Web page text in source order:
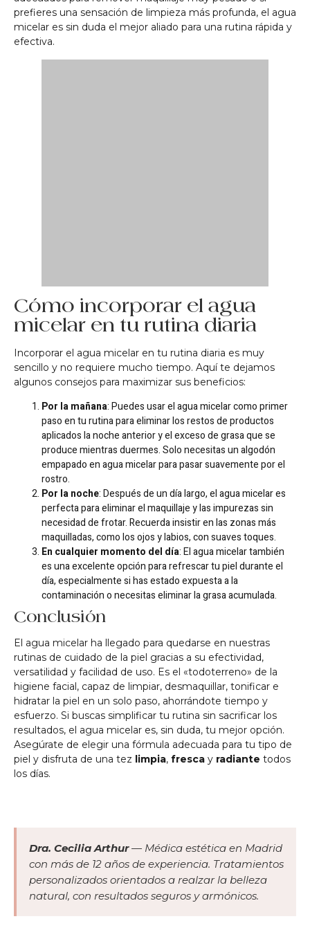
prefieres una sensación de limpieza más profunda, el agua
micelar es sin duda el mejor aliado para una rutina rápida y
efectiva.
Cómo incorporar el agua
micelar en tu rutina diaria
Incorporar el agua micelar en tu rutina diaria es muy
sencillo y no requiere mucho tiempo. Aquí te dejamos
algunos consejos para maximizar sus beneficios:
Por la mañana: Puedes usar el agua micelar como primer
paso en tu rutina para eliminar los restos de productos
aplicados la noche anterior y el exceso de grasa que se
produce mientras duermes. Solo necesitas un algodón
empapado en agua micelar para pasar suavemente por el
rostro.
Por la noche: Después de un día largo, el agua micelar es
perfecta para eliminar el maquillaje y las impurezas sin
necesidad de frotar. Recuerda insistir en las zonas más
maquilladas, como los ojos y labios, con suaves toques.
En cualquier momento del día: El agua micelar también
es una excelente opción para refrescar tu piel durante el
día, especialmente si has estado expuesta a la
contaminación o necesitas eliminar la grasa acumulada.
Conclusión
El agua micelar ha llegado para quedarse en nuestras
rutinas de cuidado de la piel gracias a su efectividad,
versatilidad y facilidad de uso. Es el «todoterreno» de la
higiene facial, capaz de limpiar, desmaquillar, tonificar e
hidratar la piel en un solo paso, ahorrándote tiempo y
esfuerzo. Si buscas simplificar tu rutina sin sacrificar los
resultados, el agua micelar es, sin duda, tu mejor opción.
Asegúrate de elegir una fórmula adecuada para tu tipo de
piel y disfruta de una tez limpia, fresca y radiante todos
los días.
Dra. Cecilia Arthur— Médica estética en Madrid
con más de 12 años de experiencia. Tratamientos
personalizados orientados a realzar la belleza
natural, con resultados seguros y armónicos.